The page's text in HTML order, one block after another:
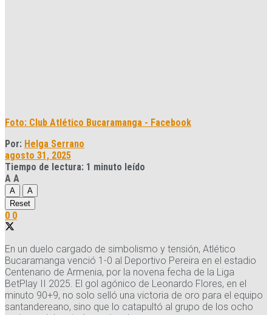
Foto: Club Atlético Bucaramanga - Facebook
Por: Helga Serrano
agosto 31, 2025
Tiempo de lectura: 1 minuto leído
A A
A
A
Reset
0 0
En un duelo cargado de simbolismo y tensión, Atlético
Bucaramanga venció 1-0 al Deportivo Pereira en el estadio
Centenario de Armenia, por la novena fecha de la Liga
BetPlay II 2025. El gol agónico de Leonardo Flores, en el
minuto 90+9, no solo selló una victoria de oro para el equipo
santandereano, sino que lo catapultó al grupo de los ocho